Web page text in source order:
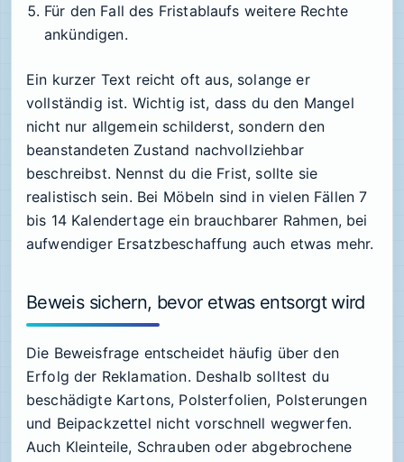
Für den Fall des Fristablaufs weitere Rechte
ankündigen.
Ein kurzer Text reicht oft aus, solange er
vollständig ist. Wichtig ist, dass du den Mangel
nicht nur allgemein schilderst, sondern den
beanstandeten Zustand nachvollziehbar
beschreibst. Nennst du die Frist, sollte sie
realistisch sein. Bei Möbeln sind in vielen Fällen 7
bis 14 Kalendertage ein brauchbarer Rahmen, bei
aufwendiger Ersatzbeschaffung auch etwas mehr.
Beweis sichern, bevor etwas entsorgt wird
Die Beweisfrage entscheidet häufig über den
Erfolg der Reklamation. Deshalb solltest du
beschädigte Kartons, Polsterfolien, Polsterungen
und Beipackzettel nicht vorschnell wegwerfen.
Auch Kleinteile, Schrauben oder abgebrochene